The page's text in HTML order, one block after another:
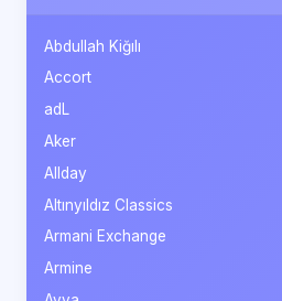
Abdullah Kiğılı
Accort
adL
Aker
Allday
Altınyıldız Classics
Armani Exchange
Armine